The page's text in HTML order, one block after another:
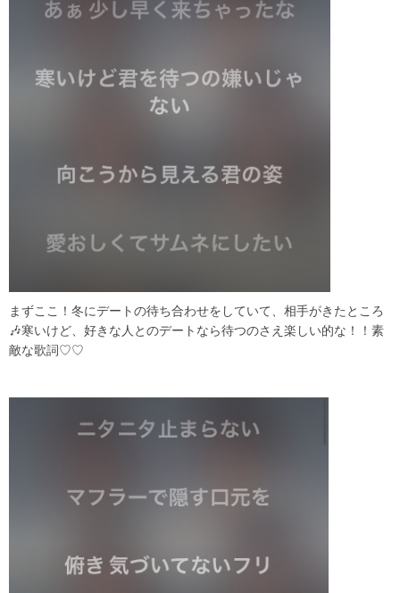
まずここ！冬にデートの待ち合わせをしていて、相手がきたところ
🎶寒いけど、好きな人とのデートなら待つのさえ楽しい的な！！素
敵な歌詞♡♡